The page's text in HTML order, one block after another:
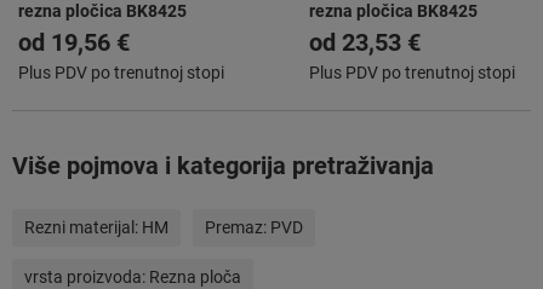
rezna pločica BK8425
od 19,56 €
Plus PDV po trenutnoj stopi
rezna pločica BK8425
od 23,53 €
Plus PDV po trenutnoj stopi
Više pojmova i kategorija pretraživanja
Rezni materijal: HM Premaz: PVD
vrsta proizvoda: Rezna ploča